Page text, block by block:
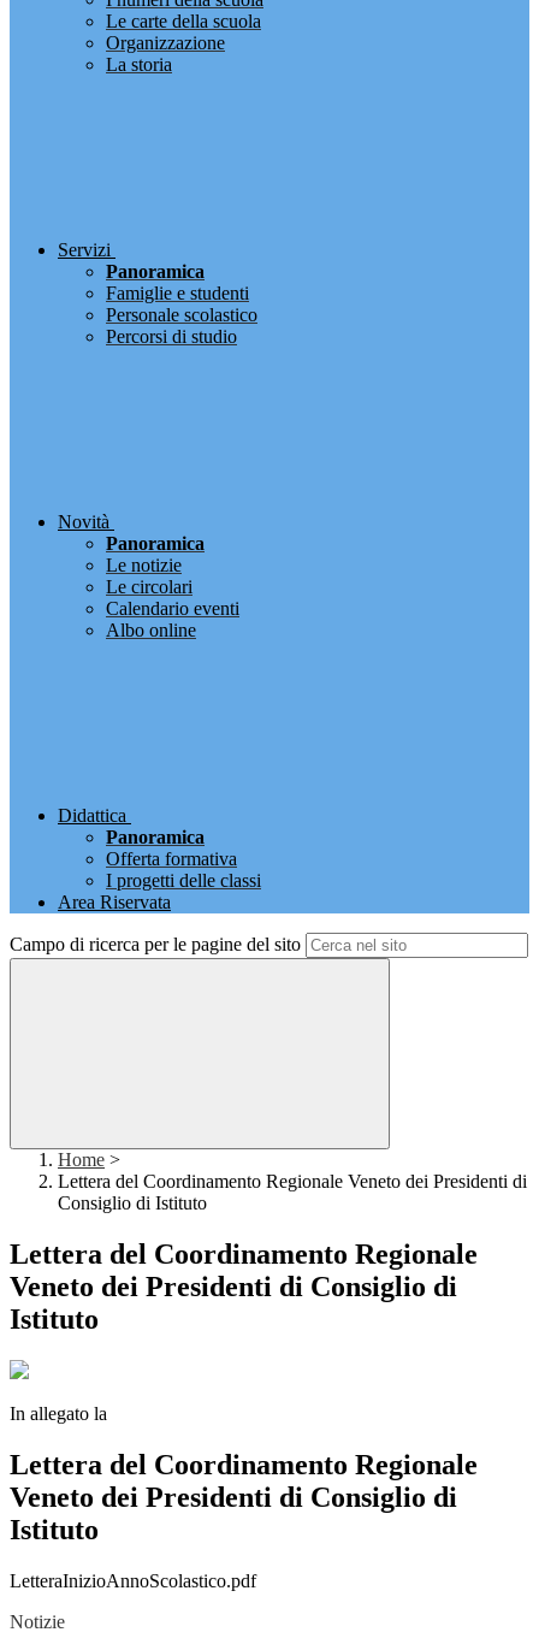
Le carte della scuola
Organizzazione
La storia
Servizi
Panoramica
Famiglie e studenti
Personale scolastico
Percorsi di studio
Novità
Panoramica
Le notizie
Le circolari
Calendario eventi
Albo online
Didattica
Panoramica
Offerta formativa
I progetti delle classi
Area Riservata
Campo di ricerca per le pagine del sito
Home >
Lettera del Coordinamento Regionale Veneto dei Presidenti di
Consiglio di Istituto
Lettera del Coordinamento Regionale
Veneto dei Presidenti di Consiglio di
Istituto
In allegato la
Lettera del Coordinamento Regionale
Veneto dei Presidenti di Consiglio di
Istituto
LetteraInizioAnnoScolastico.pdf
Notizie